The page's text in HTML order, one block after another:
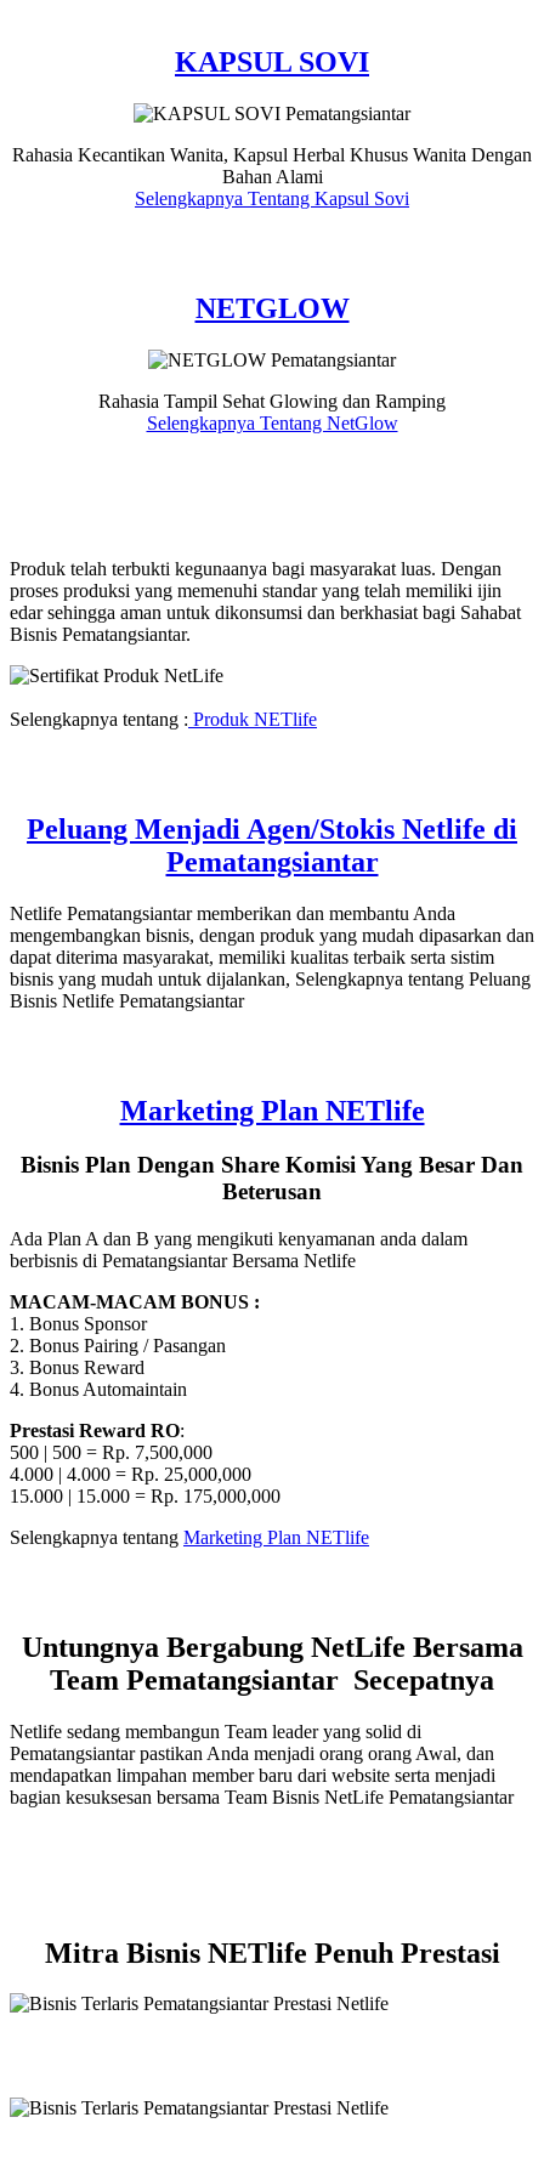
KAPSUL SOVI
Rahasia Kecantikan Wanita, Kapsul Herbal Khusus Wanita Dengan
Bahan Alami
Selengkapnya Tentang Kapsul Sovi
NETGLOW
Rahasia Tampil Sehat Glowing dan Ramping
Selengkapnya Tentang NetGlow
Produk telah terbukti kegunaanya bagi masyarakat luas. Dengan
proses produksi yang memenuhi standar yang telah memiliki ijin
edar sehingga aman untuk dikonsumsi dan berkhasiat bagi Sahabat
Bisnis Pematangsiantar.
Selengkapnya tentang : Produk NETlife
Peluang Menjadi Agen/Stokis Netlife di
Pematangsiantar
Netlife Pematangsiantar memberikan dan membantu Anda
mengembangkan bisnis, dengan produk yang mudah dipasarkan dan
dapat diterima masyarakat, memiliki kualitas terbaik serta sistim
bisnis yang mudah untuk dijalankan, Selengkapnya tentang Peluang
Bisnis Netlife Pematangsiantar
Marketing Plan NETlife
Bisnis Plan Dengan Share Komisi Yang Besar Dan
Beterusan
Ada Plan A dan B yang mengikuti kenyamanan anda dalam
berbisnis di Pematangsiantar Bersama Netlife
MACAM-MACAM BONUS :
1. Bonus Sponsor
2. Bonus Pairing / Pasangan
3. Bonus Reward
4. Bonus Automaintain
Prestasi Reward RO:
500 | 500 = Rp. 7,500,000
4.000 | 4.000 = Rp. 25,000,000
15.000 | 15.000 = Rp. 175,000,000
Selengkapnya tentang Marketing Plan NETlife
Untungnya Bergabung NetLife Bersama
Team Pematangsiantar Secepatnya
Netlife sedang membangun Team leader yang solid di
Pematangsiantar pastikan Anda menjadi orang orang Awal, dan
mendapatkan limpahan member baru dari website serta menjadi
bagian kesuksesan bersama Team Bisnis NetLife Pematangsiantar
Mitra Bisnis NETlife Penuh Prestasi